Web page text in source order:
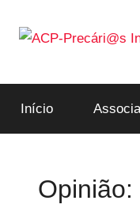
para
ACP-
Início